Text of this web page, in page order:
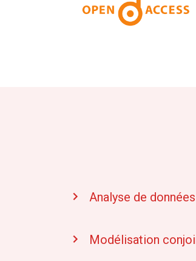
Analyse de
Modélisation